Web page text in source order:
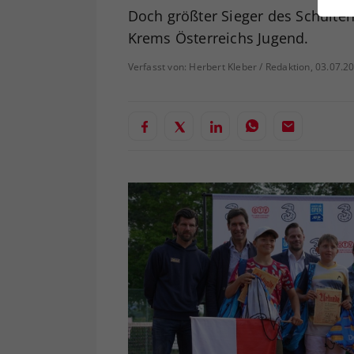
Doch größter Sieger des
Krems Österreichs Jugend.
Verfasst von: Herbert Kleber / Redaktion,